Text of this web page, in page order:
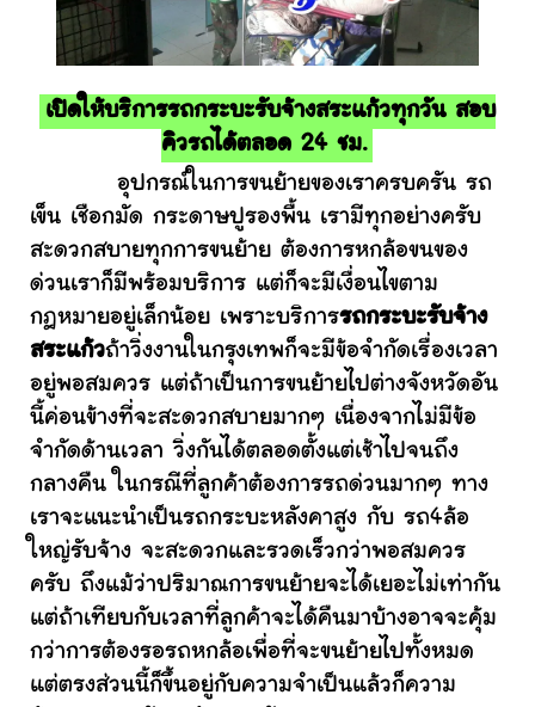
เปิดให้บริการรถกระบะรับจ้างสระแก้วทุกวัน สอบ
คิวรถได้ตลอด 24 ชม.
อุปกรณ์ในการขนย้ายของเราครบครัน รถ
เข็น เชือกมัด กระดาษปูรองพื้น เรามีทุกอย่างครับ
สะดวกสบายทุกการขนย้าย ต้องการหกล้อขนของ
ด่วนเราก็มีพร้อมบริการ แต่ก็จะมีเงื่อนไขตาม
กฎหมายอยู่เล็กน้อย เพราะบริการรถกระบะรับจ้าง
สระแก้วถ้าวิ่งงานในกรุงเทพก็จะมีข้อจำกัดเรื่องเวลา
อยู่พอสมควร แต่ถ้าเป็นการขนย้ายไปต่างจังหวัดอัน
นี้ค่อนข้างที่จะสะดวกสบายมากๆ เนื่องจากไม่มีข้อ
จำกัดด้านเวลา วิ่งกันได้ตลอดตั้งแต่เช้าไปจนถึง
กลางคืน ในกรณีที่ลูกค้าต้องการรถด่วนมากๆ ทาง
เราจะแนะนำเป็นรถกระบะหลังคาสูง กับ รถ4ล้อ
ใหญ่รับจ้าง จะสะดวกและรวดเร็วกว่าพอสมควร
ครับ ถึงแม้ว่าปริมาณการขนย้ายจะได้เยอะไม่เท่ากัน
แต่ถ้าเทียบกับเวลาที่ลูกค้าจะได้คืนมาบ้างอาจจะคุ้ม
กว่าการต้องรอรถหกล้อเพื่อที่จะขนย้ายไปทั้งหมด
แต่ตรงส่วนนี้ก็ขึ้นอยู่กับความจำเป็นแล้วก็ความ